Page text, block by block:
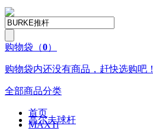
购物袋 （0）
购物袋内还没有商品，赶快选购吧！
全部商品分类
高尔夫球杆
首页
MAXTi